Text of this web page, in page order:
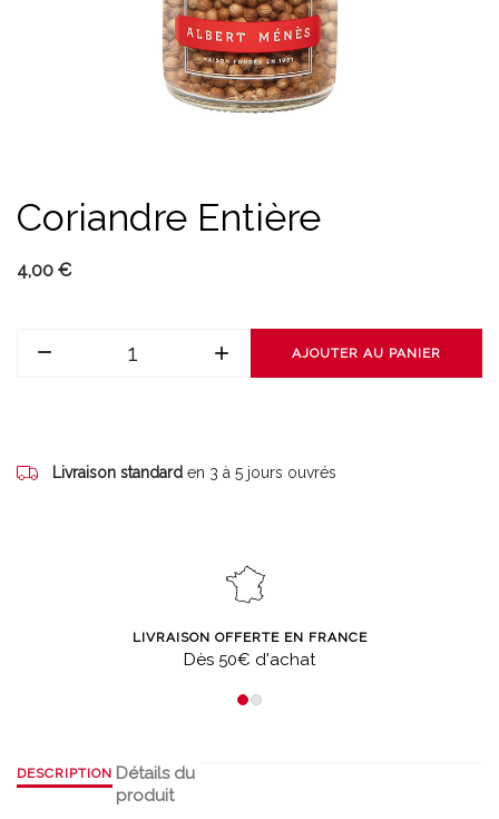
Coriandre Entière
4,00 €
AJOUTER AU PANIER
Livraison standard en 3 à 5 jours ouvrés
LIVRAISON OFFERTE EN FRANCE
Dès 50€ d'achat
DESCRIPTION Détails du
produit